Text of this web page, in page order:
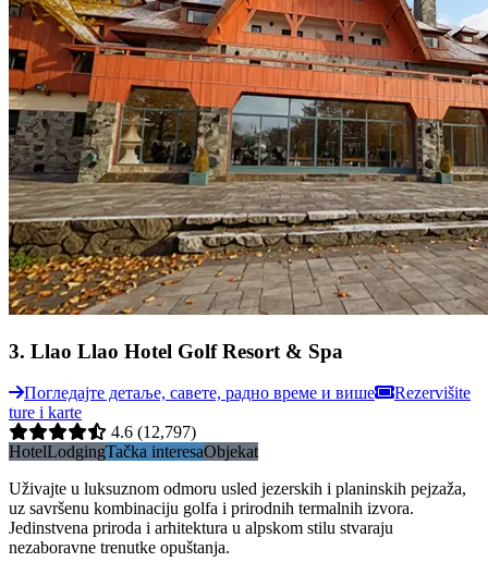
3. Llao Llao Hotel Golf Resort & Spa
Погледајте детаље, савете, радно време и више
Rezervišite
ture i karte
4.6 (12,797)
HotelLodgingTačka interesaObjekat
Uživajte u luksuznom odmoru usled jezerskih i planinskih pejzaža,
uz savršenu kombinaciju golfa i prirodnih termalnih izvora.
Jedinstvena priroda i arhitektura u alpskom stilu stvaraju
nezaboravne trenutke opuštanja.